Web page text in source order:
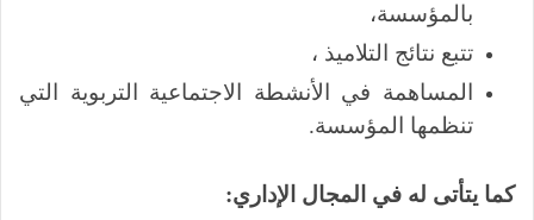
بالمؤسسة،
تتبع نتائج التلاميذ ،
المساهمة في الأنشطة الاجتماعية التربوية التي
تنظمها المؤسسة.
كما يتأتى له في المجال الإداري: